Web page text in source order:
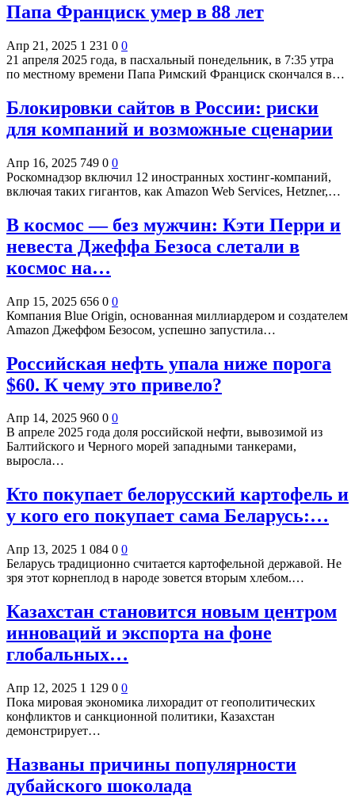
Папа Франциск умер в 88 лет
Апр 21, 2025 1 231 0 0
21 апреля 2025 года, в пасхальный понедельник, в 7:35 утра
по местному времени Папа Римский Франциск скончался в…
Блокировки сайтов в России: риски
для компаний и возможные сценарии
Апр 16, 2025 749 0 0
Роскомнадзор включил 12 иностранных хостинг-компаний,
включая таких гигантов, как Amazon Web Services, Hetzner,…
В космос — без мужчин: Кэти Перри и
невеста Джеффа Безоса слетали в
космос на…
Апр 15, 2025 656 0 0
Компания Blue Origin, основанная миллиардером и создателем
Amazon Джеффом Безосом, успешно запустила…
Российская нефть упала ниже порога
$60. К чему это привело?
Апр 14, 2025 960 0 0
В апреле 2025 года доля российской нефти, вывозимой из
Балтийского и Черного морей западными танкерами,
выросла…
Кто покупает белорусский картофель и
у кого его покупает сама Беларусь:…
Апр 13, 2025 1 084 0 0
Беларусь традиционно считается картофельной державой. Не
зря этот корнеплод в народе зовется вторым хлебом.…
Казахстан становится новым центром
инноваций и экспорта на фоне
глобальных…
Апр 12, 2025 1 129 0 0
Пока мировая экономика лихорадит от геополитических
конфликтов и санкционной политики, Казахстан
демонстрирует…
Названы причины популярности
дубайского шоколада